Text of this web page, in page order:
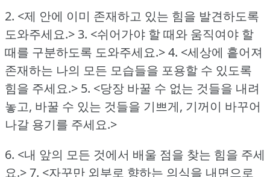
2. <제 안에 이미 존재하고 있는 힘을 발견하도록
도와주세요.> 3. <쉬어가야 할 때와 움직여야 할
때를 구분하도록 도와주세요.>4. <세상에 흩어져
존재하는 나의 모든 모습들을 포용할 수 있도록
힘을 주세요.> 5. <당장 바꿀 수 없는 것들을 내려
놓고, 바꿀 수 있는 것들을 기쁘게, 기꺼이 바꾸어
나갈 용기를 주세요.>
6. <내 앞의 모든 것에서 배울 점을 찾는 힘을 주세
요.>7. <자꾸만 외부로 향하는 의식을 내면으로